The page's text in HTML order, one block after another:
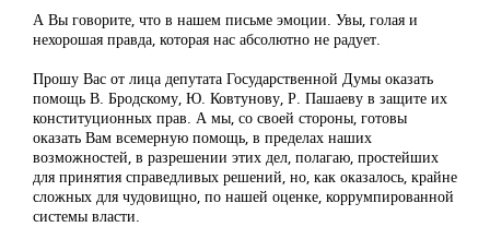
А Вы говорите, что в нашем письме эмоции. Увы, голая и
нехорошая правда, которая нас абсолютно не радует.
Прошу Вас от лица депутата Государственной Думы оказать
помощь В. Бродскому, Ю. Ковтунову, Р. Пашаеву в защите их
конституционных прав. А мы, со своей стороны, готовы
оказать Вам всемерную помощь, в пределах наших
возможностей, в разрешении этих дел, полагаю, простейших
для принятия справедливых решений, но, как оказалось, крайне
сложных для чудовищно, по нашей оценке, коррумпированной
системы власти.